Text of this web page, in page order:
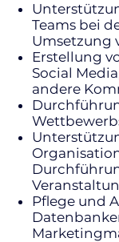
Teams bei
Umsetzung
Erstellung
Social
andere
Pflege und